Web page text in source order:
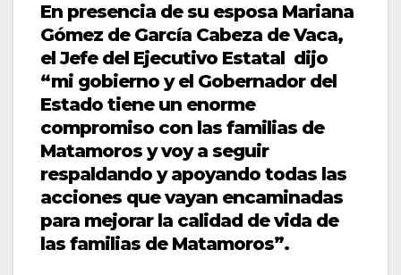
En presencia de su esposa Mariana
Gómez de García Cabeza de Vaca,
el Jefe del Ejecutivo Estatal dijo
“mi gobierno y el Gobernador del
Estado tiene un enorme
compromiso con las familias de
Matamoros y voy a seguir
respaldando y apoyando todas las
acciones que vayan encaminadas
para mejorar la calidad de vida de
las familias de Matamoros”.